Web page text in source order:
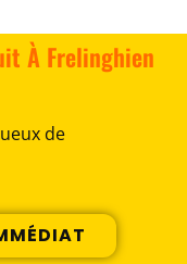
À Frelinghien
de